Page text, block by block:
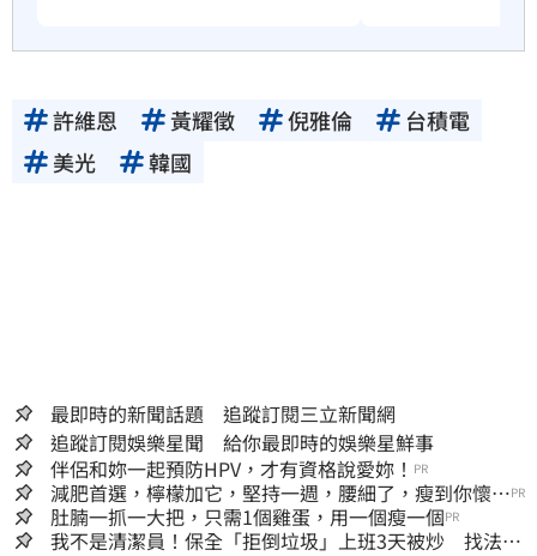
許維恩 黃耀徵 倪雅倫
台積電
美光
韓國
最即時的新聞話題 追蹤訂閱三立新聞網
追蹤訂閱娛樂星聞 給你最即時的娛樂星鮮事
伴侶和妳一起預防HPV，才有資格說愛妳！ PR
減肥首選，檸檬加它，堅持一週，腰細了，瘦到你懷疑
人生
PR
肚腩一抓一大把，只需1個雞蛋，用一個瘦一個PR
我不是清潔員！保全「拒倒垃圾」上班3天被炒 找法院